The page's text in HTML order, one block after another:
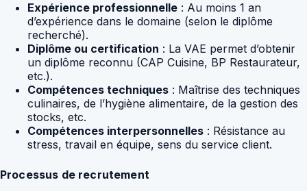
Expérience professionnelle : Au moins 1 an
d’expérience dans le domaine (selon le diplôme
recherché).
Diplôme ou certification : La VAE permet d’obtenir
un diplôme reconnu (CAP Cuisine, BP Restaurateur,
etc.).
Compétences techniques : Maîtrise des techniques
culinaires, de l’hygiène alimentaire, de la gestion des
stocks, etc.
Compétences interpersonnelles : Résistance au
stress, travail en équipe, sens du service client.
Processus de recrutement